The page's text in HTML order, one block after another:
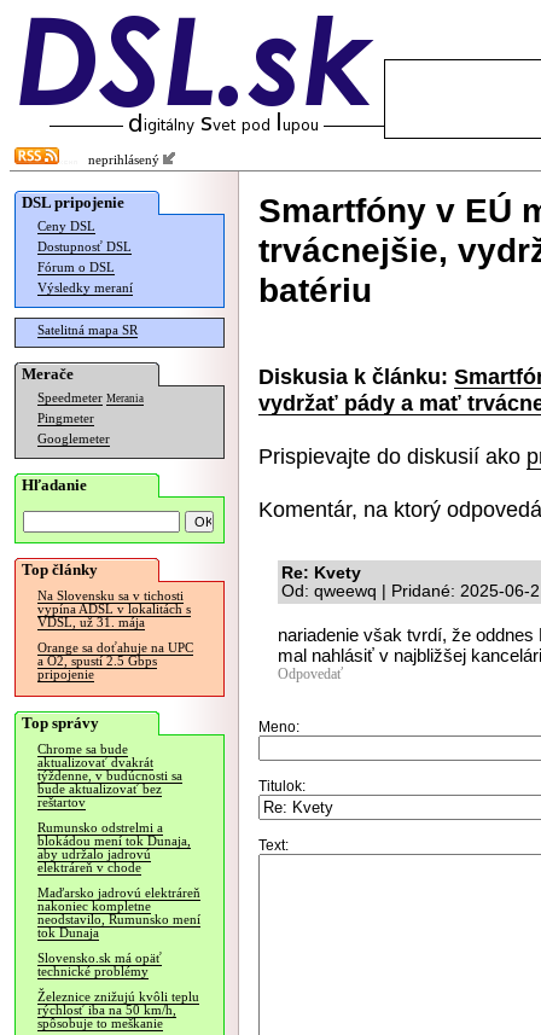
neprihlásený
DSL pripojenie
Ceny DSL
Dostupnosť DSL
Fórum o DSL
Výsledky meraní
Satelitná mapa SR
Merače
Speedmeter Merania
Pingmeter
Googlemeter
Hľadanie
Top články
Na Slovensku sa v tichosti
vypína ADSL v lokalitách s
VDSL, už 31. mája
Orange sa doťahuje na UPC
a O2, spustí 2.5 Gbps
pripojenie
Top správy
Chrome sa bude
aktualizovať dvakrát
týždenne, v budúcnosti sa
bude aktualizovať bez
reštartov
Rumunsko odstrelmi a
blokádou mení tok Dunaja,
aby udržalo jadrovú
elektráreň v chode
Maďarsko jadrovú elektráreň
nakoniec kompletne
neodstavilo, Rumunsko mení
tok Dunaja
Slovensko.sk má opäť
technické problémy
Železnice znižujú kvôli teplu
rýchlosť iba na 50 km/h,
spôsobuje to meškanie
Smartfóny v EÚ
trvácnejšie,
batériu
Diskusia k článku:
vydržať pády a mať
Prispievajte do diskusií ako
Komentár, na ktorý
Re: Kvety
Od: qweewq | Pridané: 2025-06-
nariadenie však tvrdí, že
mal nahlásiť v najbližšej
Odpovedať
Meno:
Titulok:
Text: